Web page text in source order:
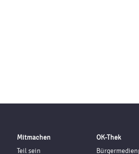
Mitmachen
Teil sein
OK-Thek